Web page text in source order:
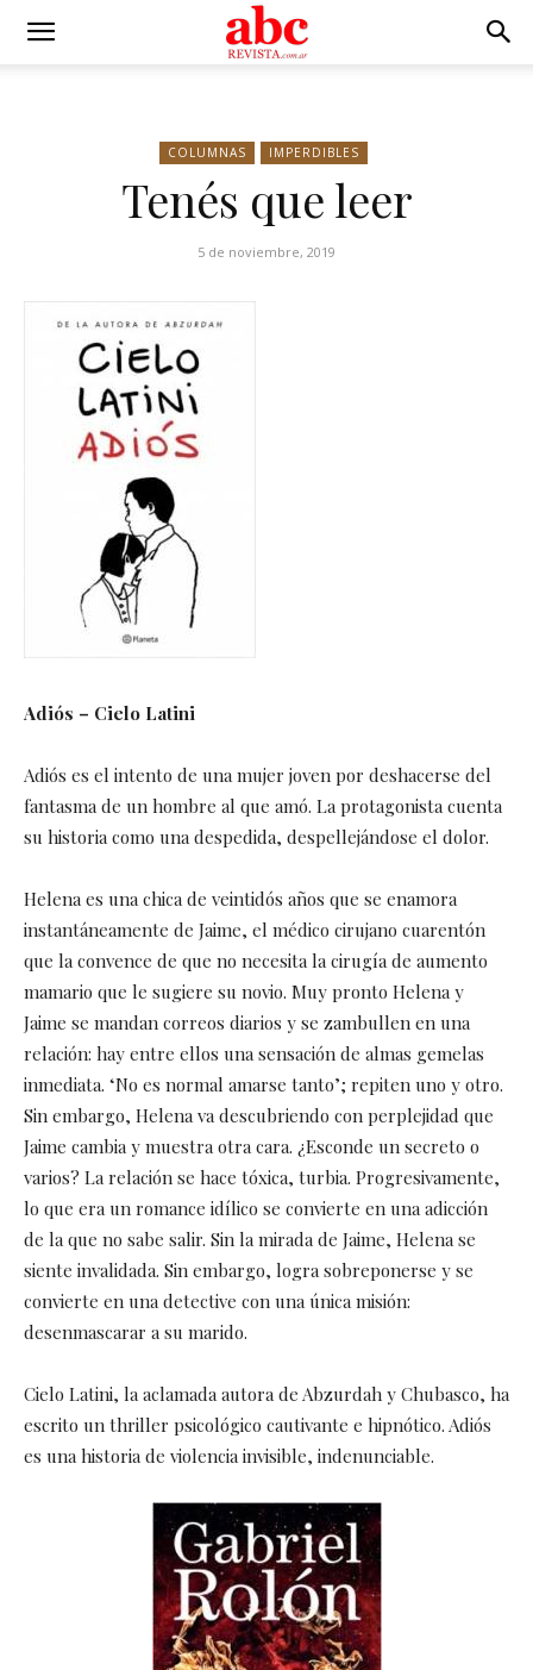
COLUMNAS IMPERDIBLES
Tenés que leer
5 de noviembre, 2019
Adiós – Cielo Latini
Adiós es el intento de una mujer joven por deshacerse del
fantasma de un hombre al que amó. La protagonista cuenta
su historia como una despedida, despellejándose el dolor.
Helena es una chica de veintidós años que se enamora
instantáneamente de Jaime, el médico cirujano cuarentón
que la convence de que no necesita la cirugía de aumento
mamario que le sugiere su novio. Muy pronto Helena y
Jaime se mandan correos diarios y se zambullen en una
relación: hay entre ellos una sensación de almas gemelas
inmediata. ‘No es normal amarse tanto’; repiten uno y otro.
Sin embargo, Helena va descubriendo con perplejidad que
Jaime cambia y muestra otra cara. ¿Esconde un secreto o
varios? La relación se hace tóxica, turbia. Progresivamente,
lo que era un romance idílico se convierte en una adicción
de la que no sabe salir. Sin la mirada de Jaime, Helena se
siente invalidada. Sin embargo, logra sobreponerse y se
convierte en una detective con una única misión:
desenmascarar a su marido.
Cielo Latini, la aclamada autora de Abzurdah y Chubasco, ha
escrito un thriller psicológico cautivante e hipnótico. Adiós
es una historia de violencia invisible, indenunciable.